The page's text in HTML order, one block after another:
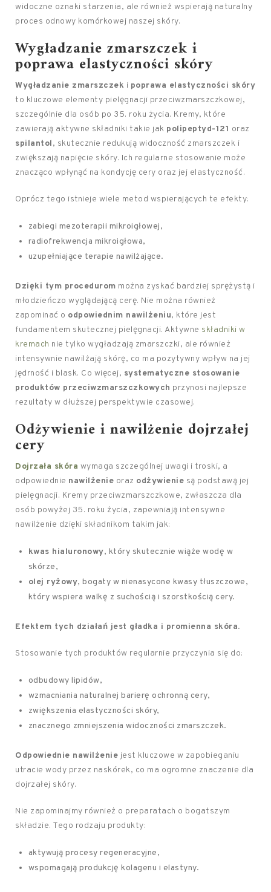
widoczne oznaki starzenia, ale również wspierają naturalny
proces odnowy komórkowej naszej skóry.
Wygładzanie zmarszczek i
poprawa elastyczności skóry
Wygładzanie zmarszczek i poprawa elastyczności skóry
to kluczowe elementy pielęgnacji przeciwzmarszczkowej,
szczególnie dla osób po 35. roku życia. Kremy, które
zawierają aktywne składniki takie jak polipeptyd-121 oraz
spilantol, skutecznie redukują widoczność zmarszczek i
zwiększają napięcie skóry. Ich regularne stosowanie może
znacząco wpłynąć na kondycję cery oraz jej elastyczność.
Oprócz tego istnieje wiele metod wspierających te efekty:
zabiegi mezoterapii mikroigłowej,
radiofrekwencja mikroigłowa,
uzupełniające terapie nawilżające.
Dzięki tym procedurom można zyskać bardziej sprężystą i
młodzieńczo wyglądającą cerę. Nie można również
zapominać o odpowiednim nawilżeniu, które jest
fundamentem skutecznej pielęgnacji. Aktywne składniki w
kremach nie tylko wygładzają zmarszczki, ale również
intensywnie nawilżają skórę, co ma pozytywny wpływ na jej
jędrność i blask. Co więcej, systematyczne stosowanie
produktów przeciwzmarszczkowych przynosi najlepsze
rezultaty w dłuższej perspektywie czasowej.
Odżywienie i nawilżenie dojrzałej
cery
Dojrzała skóra wymaga szczególnej uwagi i troski, a
odpowiednie nawilżenie oraz odżywienie są podstawą jej
pielęgnacji. Kremy przeciwzmarszczkowe, zwłaszcza dla
osób powyżej 35. roku życia, zapewniają intensywne
nawilżenie dzięki składnikom takim jak:
kwas hialuronowy, który skutecznie wiąże wodę w
skórze,
olej ryżowy, bogaty w nienasycone kwasy tłuszczowe,
który wspiera walkę z suchością i szorstkością cery.
Efektem tych działań jest gładka i promienna skóra.
Stosowanie tych produktów regularnie przyczynia się do:
odbudowy lipidów,
wzmacniania naturalnej barierę ochronną cery,
zwiększenia elastyczności skóry,
znacznego zmniejszenia widoczności zmarszczek.
Odpowiednie nawilżenie jest kluczowe w zapobieganiu
utracie wody przez naskórek, co ma ogromne znaczenie dla
dojrzałej skóry.
Nie zapominajmy również o preparatach o bogatszym
składzie. Tego rodzaju produkty:
aktywują procesy regeneracyjne,
wspomagają produkcję kolagenu i elastyny.